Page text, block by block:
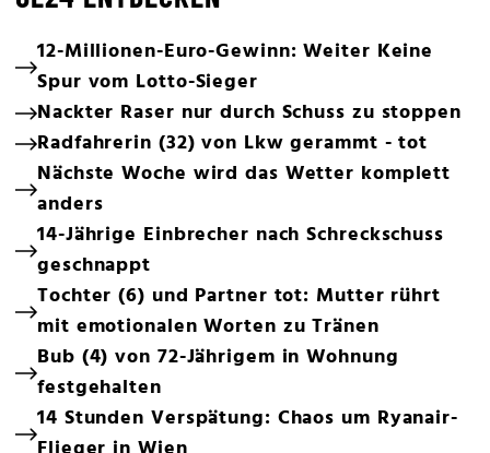
12-Millionen-Euro-Gewinn: Weiter Keine
Spur vom Lotto-Sieger
Nackter Raser nur durch Schuss zu stoppen
Radfahrerin (32) von Lkw gerammt - tot
Nächste Woche wird das Wetter komplett
anders
14-Jährige Einbrecher nach Schreckschuss
geschnappt
Tochter (6) und Partner tot: Mutter rührt
mit emotionalen Worten zu Tränen
Bub (4) von 72-Jährigem in Wohnung
festgehalten
14 Stunden Verspätung: Chaos um Ryanair-